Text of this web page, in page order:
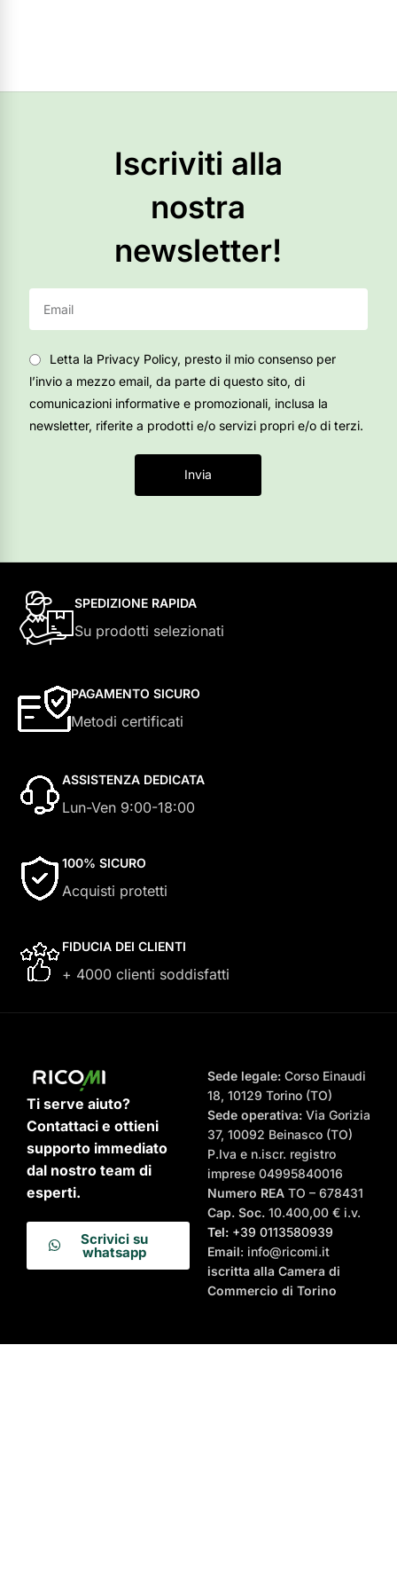
Iscriviti alla
nostra
newsletter!
Letta la Privacy Policy, presto il mio consenso per
l’invio a mezzo email, da parte di questo sito, di
comunicazioni informative e promozionali, inclusa la
newsletter, riferite a prodotti e/o servizi propri e/o di terzi.
Invia
SPEDIZIONE RAPIDA
Su prodotti selezionati
PAGAMENTO SICURO
Metodi certificati
ASSISTENZA DEDICATA
Lun-Ven 9:00-18:00
100% SICURO
Acquisti protetti
FIDUCIA DEI CLIENTI
+ 4000 clienti soddisfatti
Ti serve aiuto?
Contattaci e ottieni
supporto immediato
dal nostro team di
esperti.
Scrivici su
whatsapp
Sede legale:Corso Einaudi
18, 10129 Torino (TO)
Sede operativa:Via Gorizia
37, 10092 Beinasco (TO)
P.Iva e n.iscr. registro
imprese 04995840016
Numero REA TO – 678431
Cap. Soc.10.400,00 € i.v.
Tel:+39 0113580939
Email: info@ricomi.it
iscritta alla Camera di
Commercio di Torino